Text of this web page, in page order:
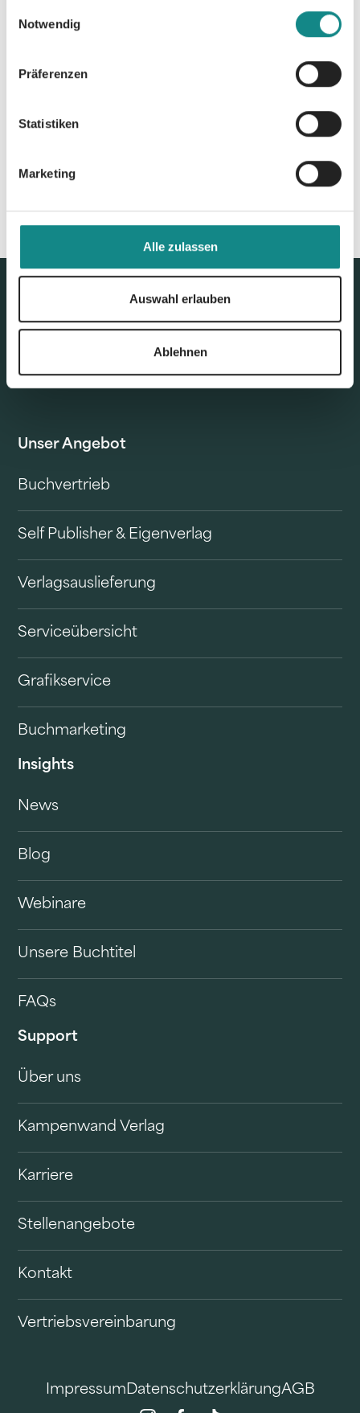
Notwendig
Präferenzen
Statistiken
Marketing
Alle zulassen
Auswahl erlauben
Ablehnen
Unser Angebot
Buchvertrieb
Self Publisher & Eigenverlag
Verlagsauslieferung
Serviceübersicht
Grafikservice
Buchmarketing
Insights
News
Blog
Webinare
Unsere Buchtitel
FAQs
Support
Über uns
Kampenwand Verlag
Karriere
Stellenangebote
Kontakt
Vertriebsvereinbarung
ImpressumDatenschutzerklärungAGB